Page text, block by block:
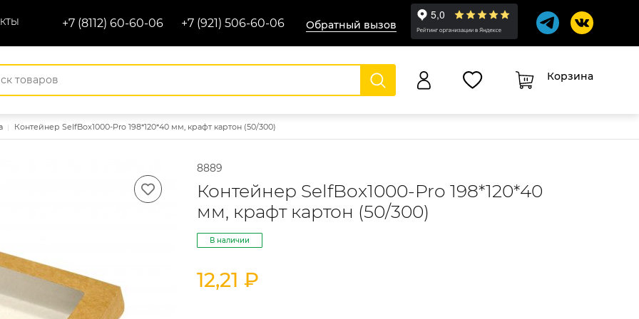
+7 (8112) 60-60-06 +7 (921) 506-60-06 Обратный вызов
Корзина
Контейнер SelfBox1000-Pro 198*120*40 мм, крафт картон (50/300)
8889
Контейнер SelfBox1000-Pro 198*120*40
мм, крафт картон (50/300)
В наличии
12,21 ₽